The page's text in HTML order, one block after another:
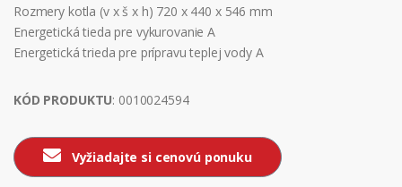
Rozmery kotla (v x š x h) 720 x 440 x 546 mm
Energetická tieda pre vykurovanie A
Energetická trieda pre prípravu teplej vody A
KÓD PRODUKTU: 0010024594
Vyžiadajte si cenovú ponuku